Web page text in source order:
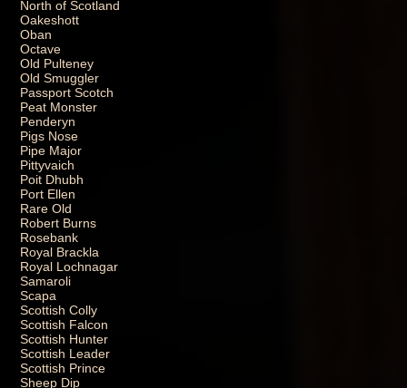
North of Scotland
Oakeshott
Oban
Octave
Old Pulteney
Old Smuggler
Passport Scotch
Peat Monster
Penderyn
Pigs Nose
Pipe Major
Pittyvaich
Poit Dhubh
Port Ellen
Rare Old
Robert Burns
Rosebank
Royal Brackla
Royal Lochnagar
Samaroli
Scapa
Scottish Colly
Scottish Falcon
Scottish Hunter
Scottish Leader
Scottish Prince
Sheep Dip